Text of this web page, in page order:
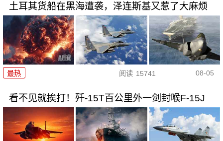
土耳其货船在黑海遭袭，泽连斯基又惹了大麻烦
最热 阅读 15741 08-05
看不见就挨打！歼-15T百公里外一剑封喉F-15J